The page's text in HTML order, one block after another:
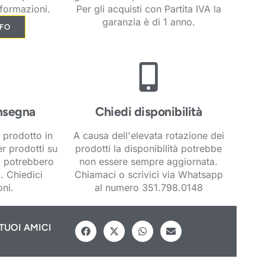
Per gli acquisti con Partita IVA la
garanzia è di 1 anno.
prodotto in
prodotti su
potrebbero
Chiedici
Chiedi disponibilità
A causa dell'elevata rotazione dei
prodotti la disponibilità potrebbe
non essere sempre aggiornata.
Chiamaci o scrivici via Whatsapp
al numero 351.798.0148
AMICI